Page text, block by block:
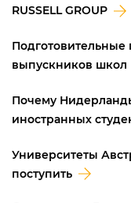
RUSSELL GROUP
выпускников школ
Почему
иностранных
Университеты
поступить